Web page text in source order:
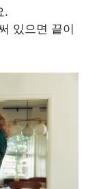
.
있으면 끝이